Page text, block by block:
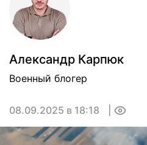
Александр Карпюк
Военный блогер
08.09.2025 в 18:18